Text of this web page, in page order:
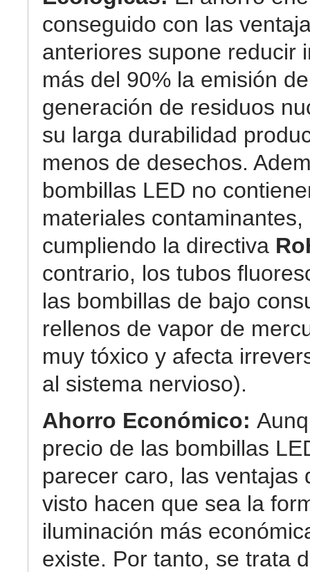
conseguido con las
anteriores supone reducir
más del 90% la emisión
generación de residuos
su larga durabilidad
menos de desechos.
bombillas LED no
materiales contaminantes,
cumpliendo la directiva
contrario, los tubos
las bombillas de bajo
rellenos de vapor de
muy tóxico y afecta
al sistema nervioso).
Ahorro Económico:
precio de las bombillas
parecer caro, las ventajas
visto hacen que sea la
iluminación más
existe. Por tanto, se trata